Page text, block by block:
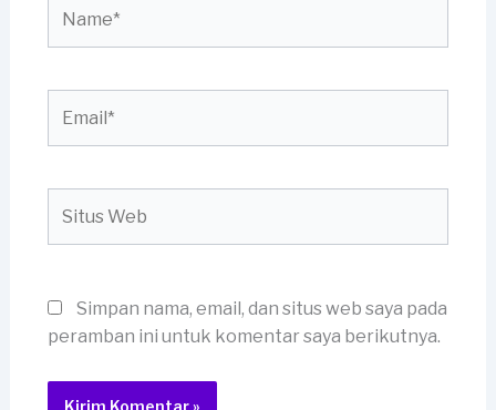
Web
Simpan nama, email, dan situs web saya pada
peramban ini untuk komentar saya berikutnya.